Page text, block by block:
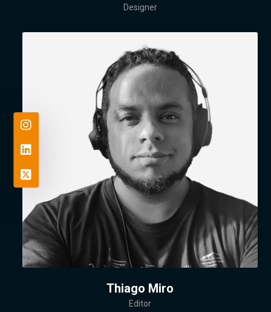
Designer
Thiago Miro
Editor